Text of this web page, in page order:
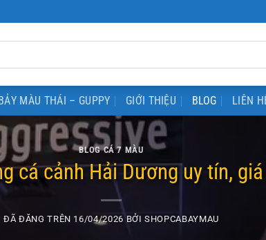
MÀU THÁI – GUPPY GIỚI THIỆU BLOG LIÊN
BLOG CÁ 7 MÀU
cá cảnh Hải Dương uy tín,
ĐÃ ĐĂNG TRÊN 16/04/2026 BỞISHOPCABAYMAU